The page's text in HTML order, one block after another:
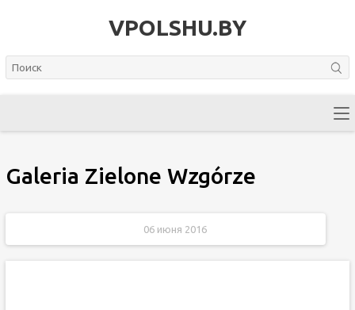
VPOLSHU.BY
Galeria Zielone Wzgórze
06 июня 2016